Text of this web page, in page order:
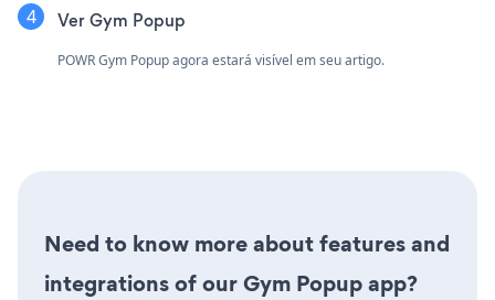
Ver Gym Popup
POWR Gym Popup agora estará visível em seu artigo.
Need to know more about features and
integrations of our Gym Popup app?